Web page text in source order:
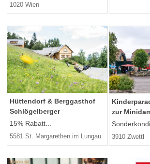
1020 Wien
Hüttendorf & Berggasthof
Schlögelberger
15% Rabatt...
5581 St. Margarethen im Lungau
zur
3910 Zwettl